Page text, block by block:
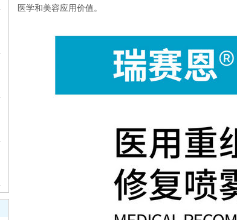
医学和美容应用价值。